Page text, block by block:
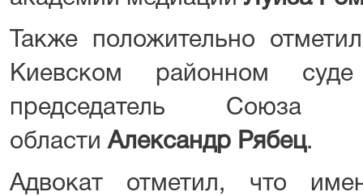
Также положительно
Киевском районном
председатель Союза
областиАлександр Рябец.
Адвокат отметил, что